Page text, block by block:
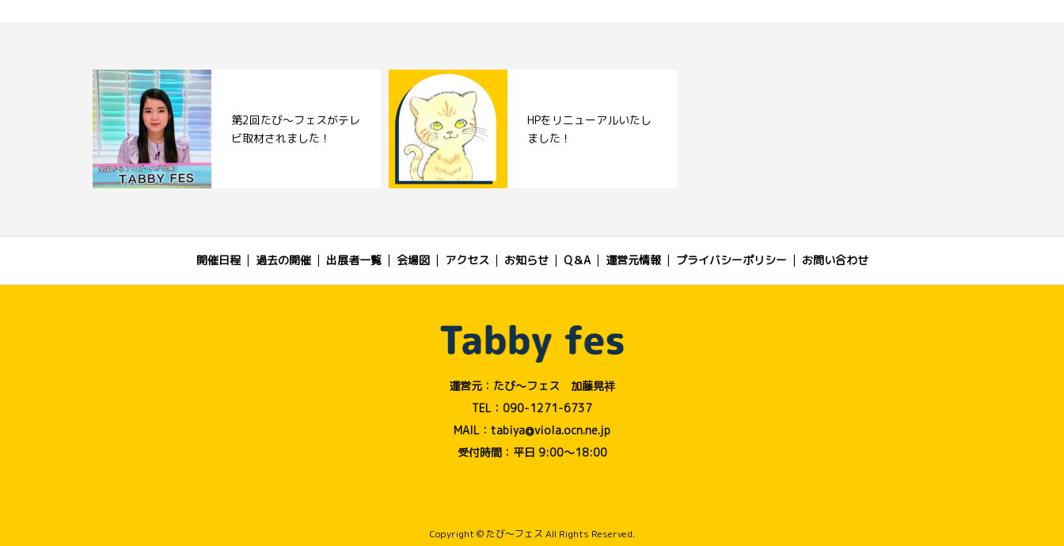
第2回たび～フェスがテレ
ビ取材されました！
HPをリニューアルいたし
ました！
開催日程 過去の開催 出展者一覧 会場図 アクセス お知らせ Q＆A 運営元情報 プライバシーポリシー お問い合わせ
運営元：たび〜フェス 加藤晃祥
TEL：090-1271-6737
MAIL：tabiya@viola.ocn.ne.jp
受付時間：平日 9:00～18:00
Copyright © たび〜フェス All Rights Reserved.